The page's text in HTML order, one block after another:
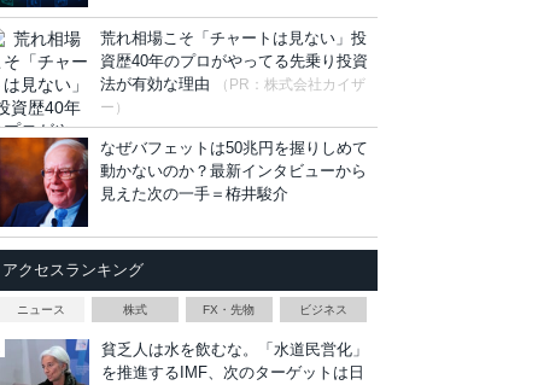
荒れ相場こそ「チャートは見ない」投
資歴40年のプロがやってる先乗り投資
法が有効な理由
（PR：株式会社カイザ
ー）
なぜバフェットは50兆円を握りしめて
動かないのか？最新インタビューから
見えた次の一手＝栫井駿介
アクセスランキング
ニュース 株式 FX・先物 ビジネス
貧乏人は水を飲むな。「水道民営化」
を推進するIMF、次のターゲットは日